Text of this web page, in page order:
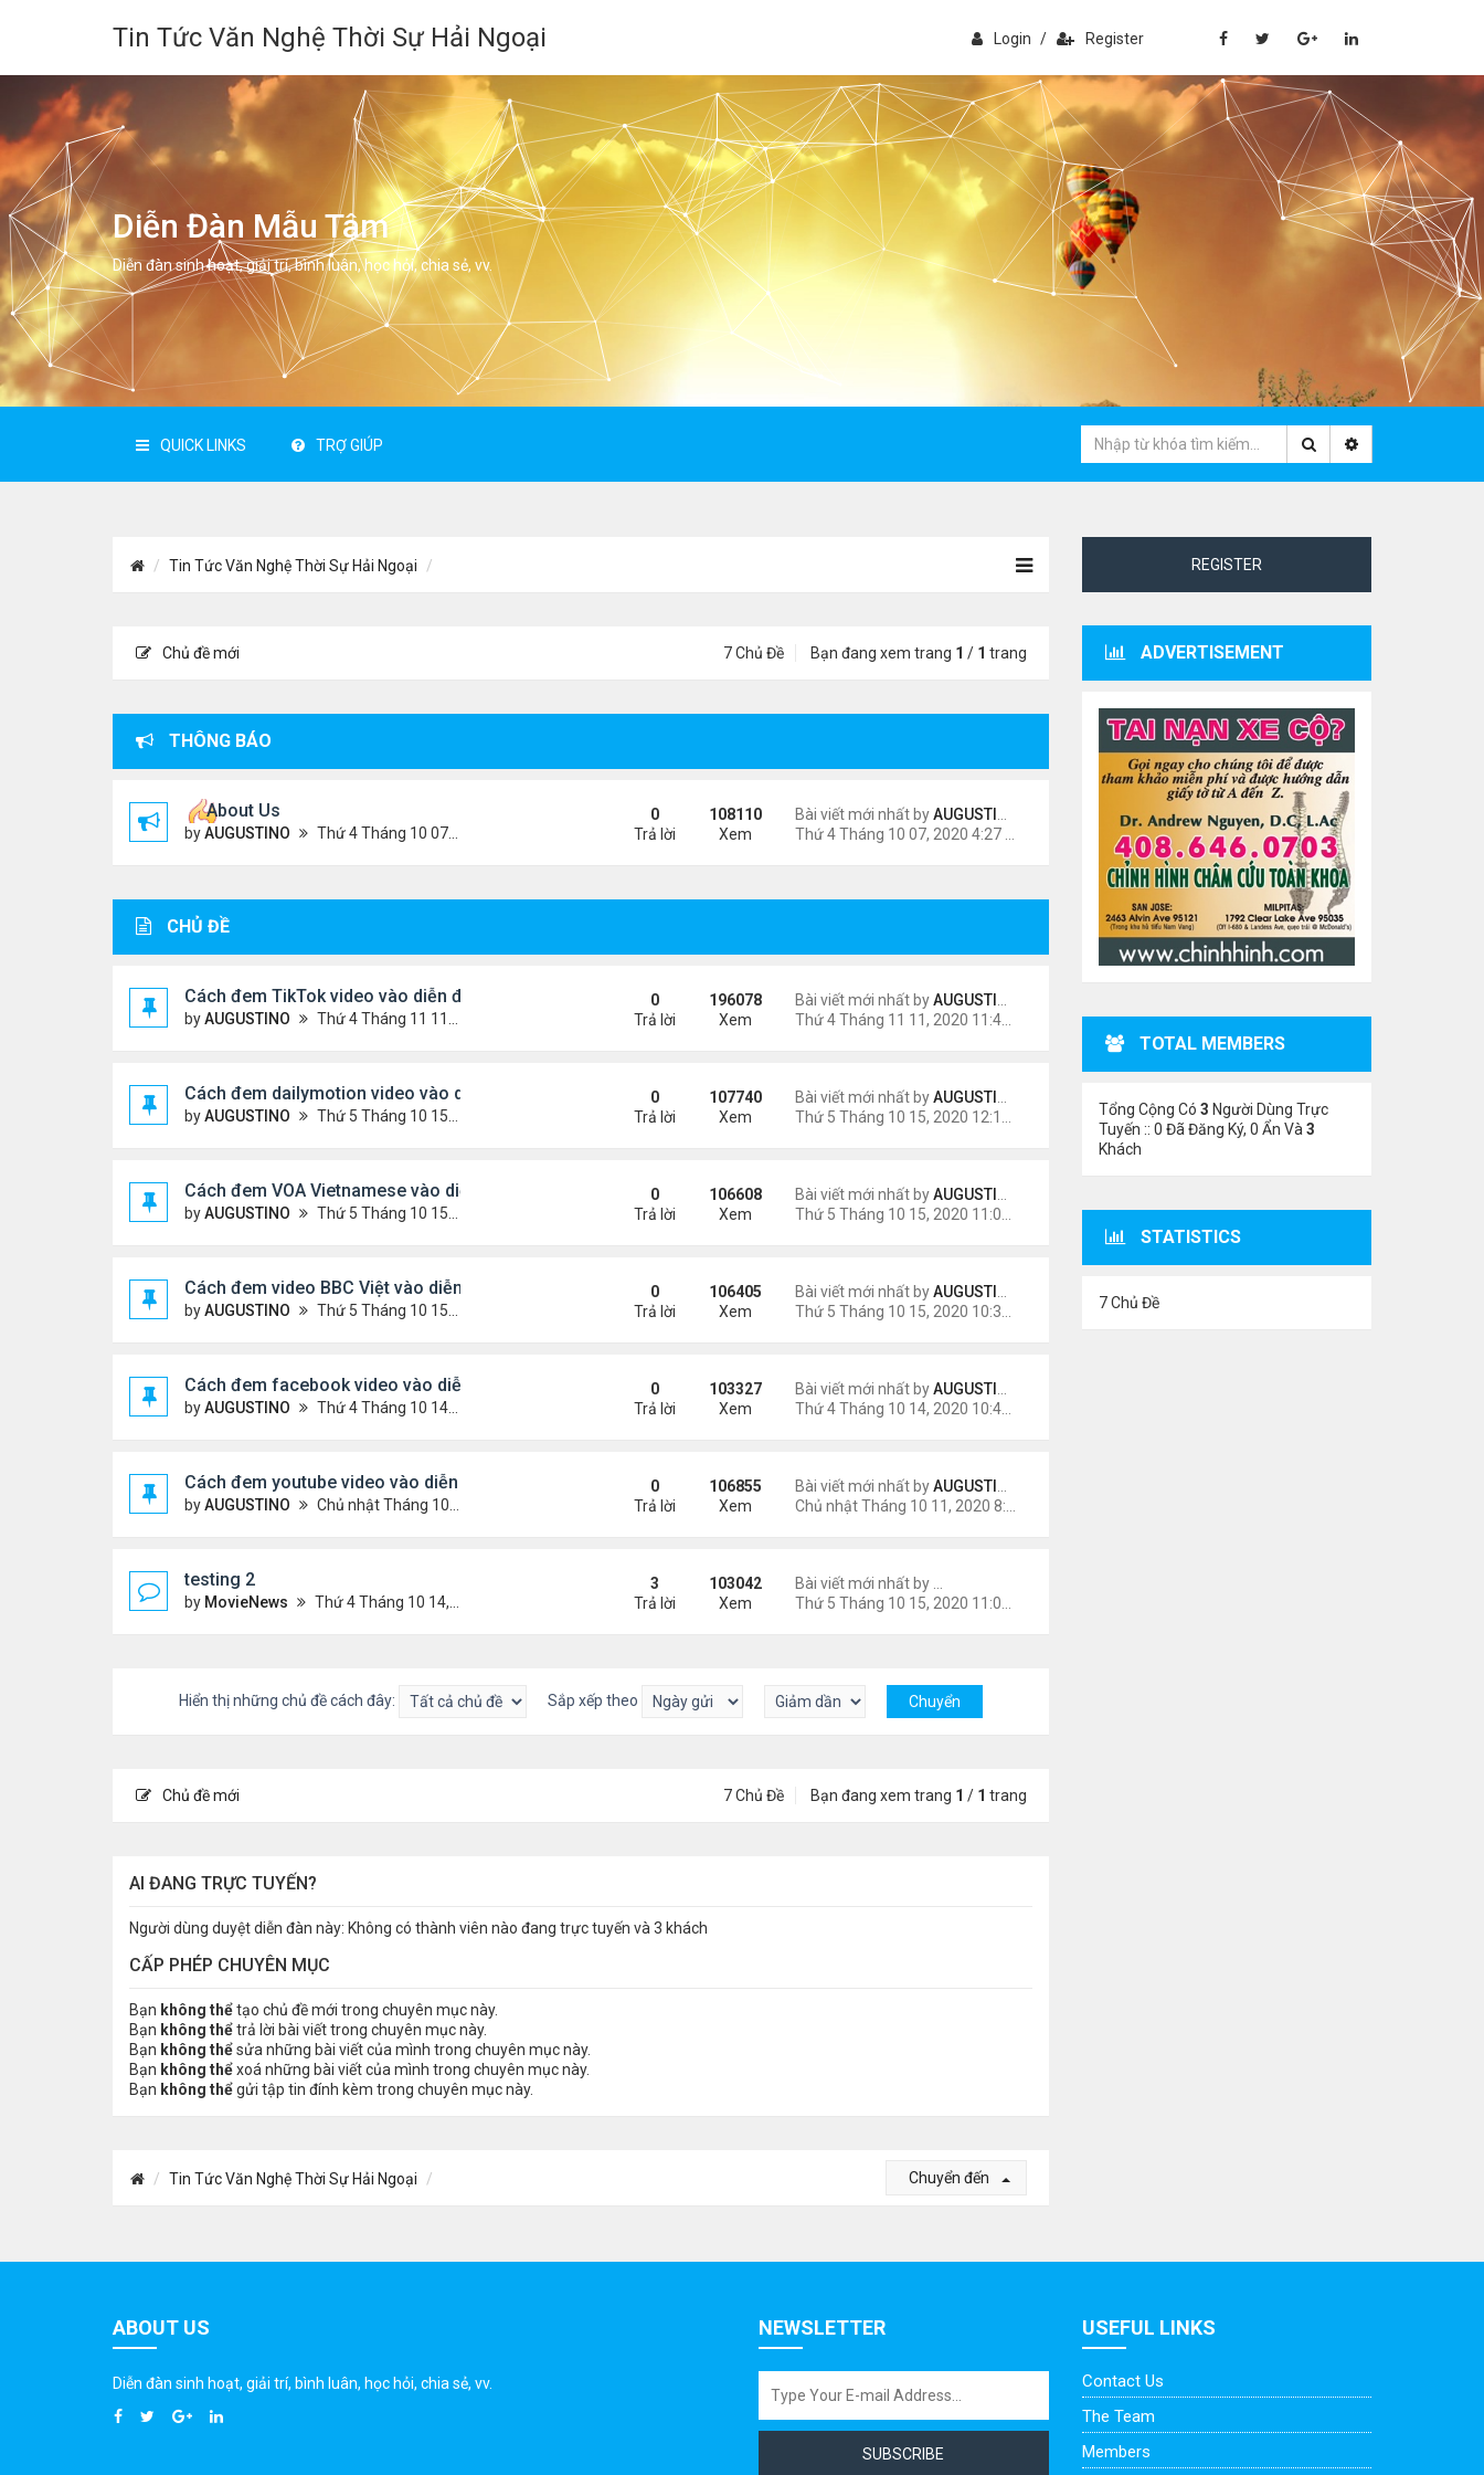
Tin Tức Văn Nghệ Thời Sự Hải Ngoại Login / Register
Diễn Đàn Mẫu Tâm
Diễn đàn sinh hoạt, giải trí, bình luân, học hỏi, chia sẻ, vv.
QUICK LINKS TRỢ GIÚP
Tin Tức Văn Nghệ Thời Sự Hải Ngoại
Chủ đề mới 7 Chủ Đề Bạn đang xem trang 1 / 1 trang
THÔNG BÁO
About Us
byAUGUSTINO Thứ 4 Tháng 10 07, 2020 4:27 pm
Bài viết mới nhất byAUGUSTINO
0
Trả lời
108110
Xem
CHỦ ĐỀ
Cách đem TikTok video vào diễn đàn
byAUGUSTINO Thứ 4 Tháng 11 11, 2020 11:44 am
Bài viết mới nhất byAUGUSTINO
Thứ 4 Tháng 11 11, 2020 11:44 am
0
Trả lời
196078
Xem
Cách đem dailymotion video vào diễn đàn
byAUGUSTINO Thứ 5 Tháng 10 15, 2020 12:14 pm
Bài viết mới nhất byAUGUSTINO
0
Trả lời
107740
Xem
Cách đem VOA Vietnamese vào diễn đàn
byAUGUSTINO Thứ 5 Tháng 10 15, 2020 11:08 am
Bài viết mới nhất byAUGUSTINO
0
Trả lời
106608
Xem
Cách đem video BBC Việt vào diễn đàn
byAUGUSTINO Thứ 5 Tháng 10 15, 2020 10:34 am
Bài viết mới nhất byAUGUSTINO
0
Trả lời
106405
Xem
Cách đem facebook video vào diễn đàn
byAUGUSTINO Thứ 4 Tháng 10 14, 2020 10:42 pm
Bài viết mới nhất byAUGUSTINO
Thứ 4 Tháng 10 14, 2020 10:42 pm
0
Trả lời
103327
Xem
Cách đem youtube video vào diễn đàn
byAUGUSTINO Chủ nhật Tháng 10 11, 2020 8:50 pm
Bài viết mới nhất byAUGUSTINO
0
Trả lời
106855
Xem
testing 2
by MovieNews Thứ 4 Tháng 10 14, 2020 10:16 pm
3
Trả lời
103042
Xem
Hiển thị những chủ đề cách đây: Sắp xếp theo
Chủ đề mới 7 Chủ Đề Bạn đang xem trang 1 / 1 trang
AI ĐANG TRỰC TUYẾN?
Người dùng duyệt diễn đàn này: Không có thành viên nào đang trực tuyến và 3 khách
CẤP PHÉP CHUYÊN MỤC
Bạn không thểtạo chủ đề mới trong chuyên mục này.
Bạn không thểtrả lời bài viết trong chuyên mục này.
Bạn không thểsửa những bài viết của mình trong chuyên mục này.
Bạn không thểxoá những bài viết của mình trong chuyên mục này.
Bạn không thểgửi tập tin đính kèm trong chuyên mục này.
Tin Tức Văn Nghệ Thời Sự Hải Ngoại Chuyển đến
REGISTER
ADVERTISEMENT
TOTAL MEMBERS
Tổng Cộng Có 3 Người Dùng Trực
Tuyến :: 0 Đã Đăng Ký, 0 Ẩn Và 3
Khách
STATISTICS
7 Chủ Đề
ABOUT US
Diễn đàn sinh hoạt, giải trí, bình luân, học hỏi, chia sẻ, vv.
NEWSLETTER
SUBSCRIBE
USEFUL LINKS
Contact Us
The Team
Members